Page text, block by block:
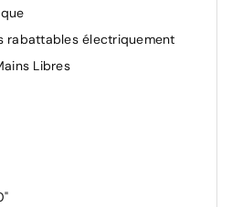
rabattables électriquement
Libres
en hauteur
sans éclairage